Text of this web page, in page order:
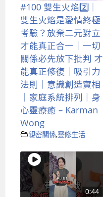
#100 雙生火焰2️⃣｜
雙生火焰是愛情終極
考驗？放棄二元對立
才能真正合一｜一切
關係必先放下批判 才
能真正修復｜吸引力
法則｜意識創造實相
｜家庭系統排列｜身
心靈療癒 – Karman
Wong
親密關係,靈修生活
0:44